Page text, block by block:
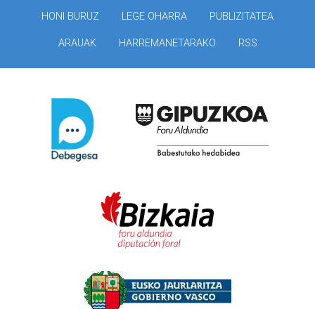
HONI BURUZ LEGE OHARRA PUBLIZITATEA
ARAUAK HARREMANETARAKO RSS